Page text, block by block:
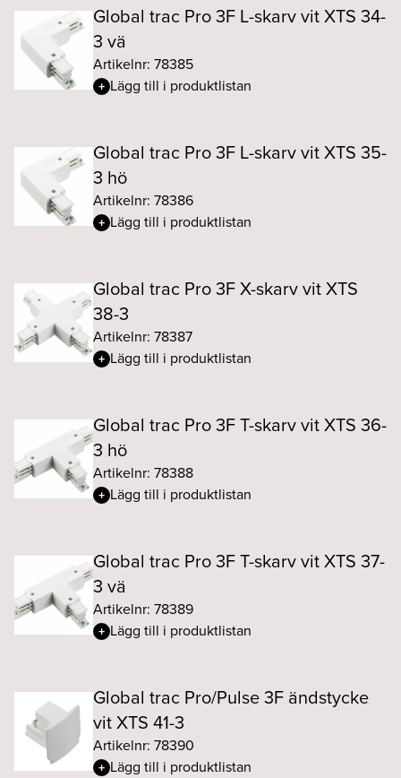
Global trac Pro 3F L-skarv vit XTS 34-
3 vä
Artikelnr: 78385
Lägg till i produktlistan
Global trac Pro 3F L-skarv vit XTS 35-
3 hö
Artikelnr: 78386
Lägg till i produktlistan
Global trac Pro 3F X-skarv vit XTS
38-3
Artikelnr: 78387
Lägg till i produktlistan
Global trac Pro 3F T-skarv vit XTS 36-
3 hö
Artikelnr: 78388
Lägg till i produktlistan
Global trac Pro 3F T-skarv vit XTS 37-
3 vä
Artikelnr: 78389
Lägg till i produktlistan
Global trac Pro/Pulse 3F ändstycke
vit XTS 41-3
Artikelnr: 78390
Lägg till i produktlistan